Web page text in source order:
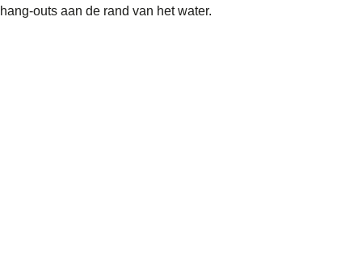
hang-outs aan de rand van het water.